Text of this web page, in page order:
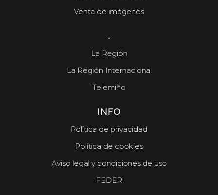
Venta de imágenes
.
La Región
La Región Internacional
Telemiño
INFO
Política de privacidad
Política de cookies
Aviso legal y condiciones de uso
FEDER